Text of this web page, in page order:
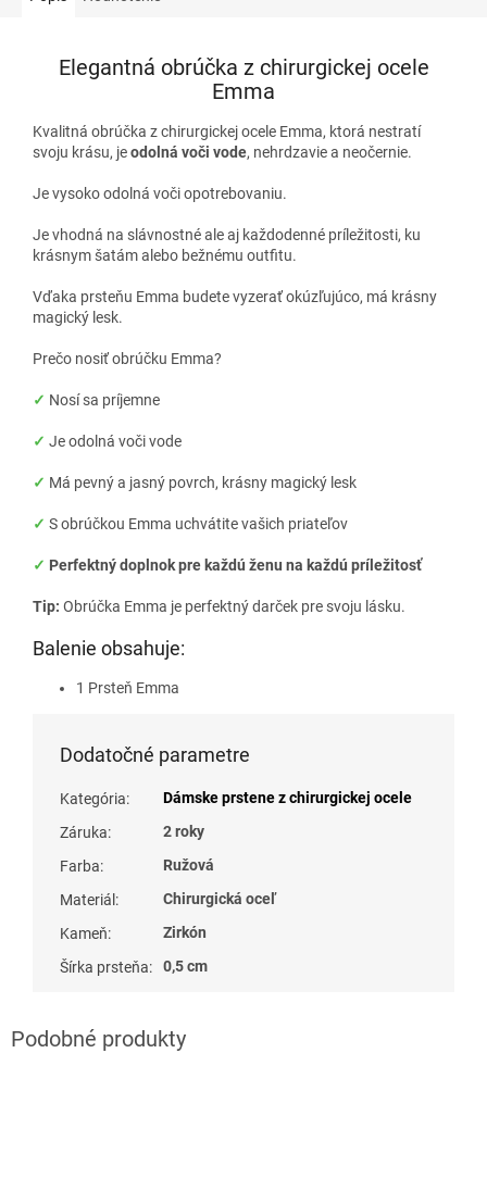
Elegantná obrúčka z chirurgickej ocele
Emma
Kvalitná obrúčka z chirurgickej ocele Emma, ktorá nestratí
svoju krásu, jeodolná voči vode, nehrdzavie a neočernie.
Je vysoko odolná voči opotrebovaniu.
Je vhodná na slávnostné ale aj každodenné príležitosti, ku
krásnym šatám alebo bežnému outfitu.
Vďaka prsteňu Emma budete vyzerať okúzľujúco, má krásny
magický lesk.
Prečo nosiť obrúčku Emma?
✓ Nosí sa príjemne
✓ Je odolná voči vode
✓ Má pevný a jasný povrch, krásny magický lesk
✓ S obrúčkou Emma uchvátite vašich priateľov
✓ Perfektný doplnok pre každú ženu na každú príležitosť
Tip: Obrúčka Emma je perfektný darček pre svoju lásku.
Balenie obsahuje:
1 Prsteň Emma
Dodatočné parametre
Kategória:
Dámske prstene z chirurgickej ocele
Záruka:
2 roky
Farba:
Ružová
Materiál :
Chirurgická oceľ
Kameň:
Zirkón
Šírka prsteňa: 0,5 cm